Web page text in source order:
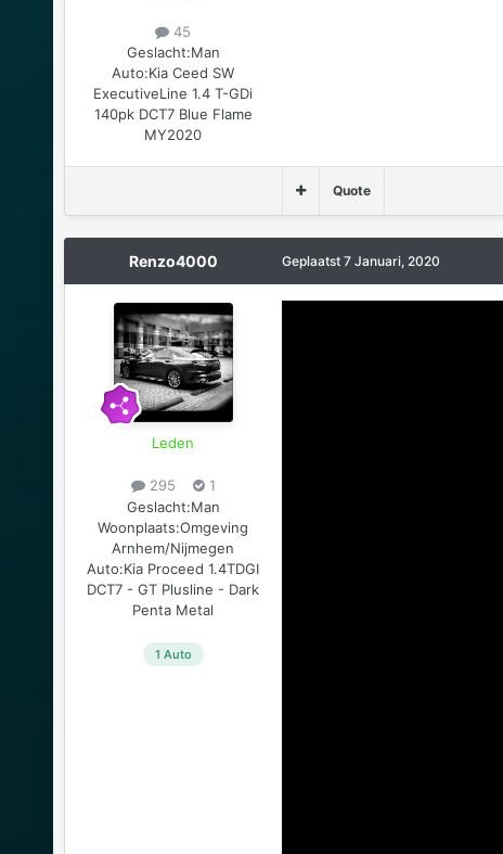
45
Geslacht:Man
Auto:Kia Ceed SW
ExecutiveLine 1.4 T-GDi
140pk DCT7 Blue Flame
MY2020
Quote
Renzo4000
Leden
295
1
Geslacht:Man
Woonplaats:Omgeving
Arnhem/Nijmegen
Auto:Kia Proceed 1.4TDGI
DCT7 - GT Plusline - Dark
Penta Metal
1 Auto
Geplaatst 7 Januari, 2020